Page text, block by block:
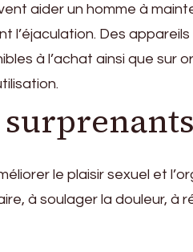
aider un homme à
Des
à l’achat ainsi que sur
surprenants
le plaisir sexuel et
à soulager la douleur, à